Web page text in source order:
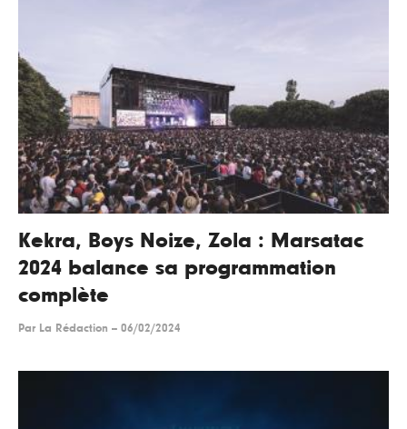
Kekra, Boys Noize, Zola : Marsatac
2024 balance sa programmation
complète
Par La Rédaction -- 06/02/2024